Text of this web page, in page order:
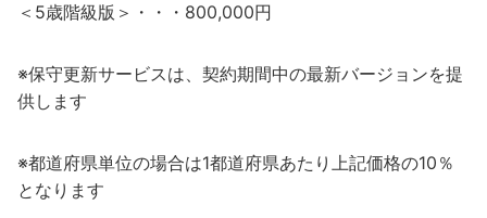
＜5歳階級版＞・・・800,000円
※保守更新サービスは、契約期間中の最新バージョンを提
供します
※都道府県単位の場合は1都道府県あたり上記価格の10％
となります